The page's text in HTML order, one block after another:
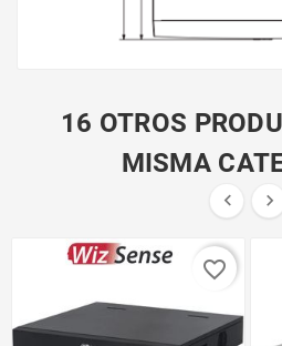
16 OTROS
MISMA
 
favorite_border